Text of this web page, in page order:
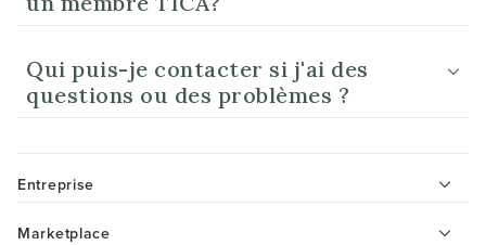
Qui puis-je contacter si j'ai des
questions ou des problèmes ?
Entreprise
Marketplace